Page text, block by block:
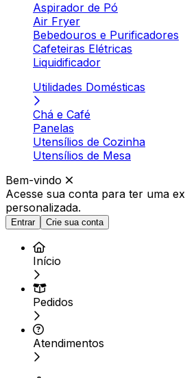
Aspirador de Pó
Air Fryer
Bebedouros e Purificadores
Cafeteiras Elétricas
Liquidificador
Utilidades Domésticas
Chá e Café
Panelas
Utensílios de Cozinha
Utensílios de Mesa
Bem-vindo
Acesse sua conta para ter uma
personalizada.
Entrar Crie sua conta
Início
Pedidos
Atendimentos